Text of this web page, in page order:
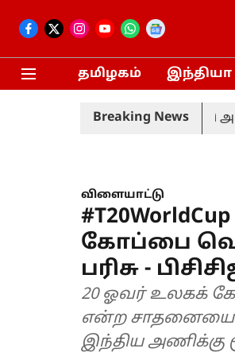
தமிழகம் இந்தியா
Breaking News
தமிழ்நாடு அரசு
விளையாட்டு
கோப்பை
பரிசு -
20 ஓவர் உலகக்
என்ற சாதனையை
இந்திய அணிக்கு